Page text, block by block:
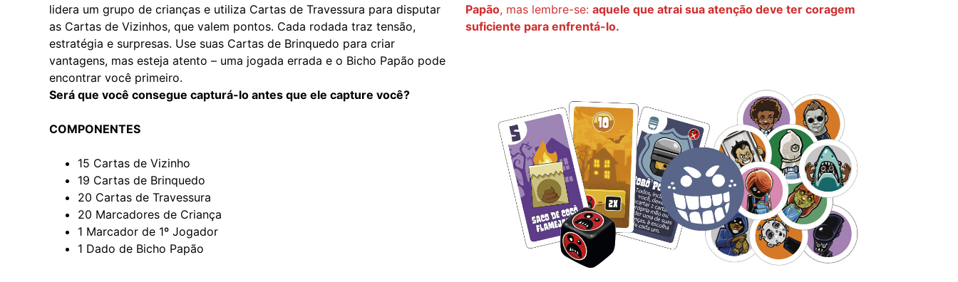
lidera um grupo de crianças e utiliza Cartas de Travessura para disputar
as Cartas de Vizinhos, que valem pontos. Cada rodada traz tensão,
estratégia e surpresas. Use suas Cartas de Brinquedo para criar
vantagens, mas esteja atento – uma jogada errada e o Bicho Papão pode
encontrar você primeiro.
Será que você consegue capturá-lo antes que ele capture você?
COMPONENTES
15 Cartas de Vizinho
19 Cartas de Brinquedo
20 Cartas de Travessura
20 Marcadores de Criança
1 Marcador de 1º Jogador
1 Dado de Bicho Papão
Papão, mas lembre-se:aquele que atrai sua atenção deve ter coragem
suficiente para enfrentá-lo.